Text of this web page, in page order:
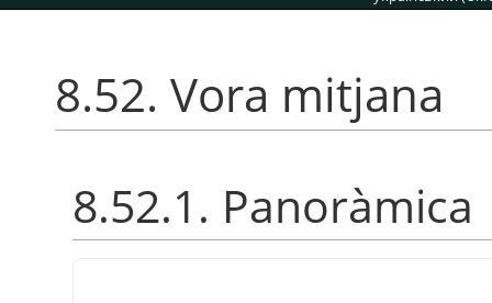
8.52. Vora mitjana
8.52.1. Panoràmica